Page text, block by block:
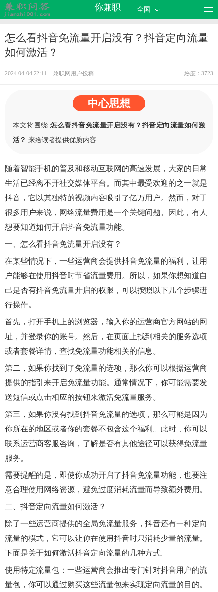
你兼职 全国
怎么看抖音免流量开启没有？抖音定向流量
如何激活？
2024-04-04 22:11 兼职网用户投稿 热度：3723
中心思想
本文将围绕怎么看抖音免流量开启没有？抖音定向流量如何激
活？ 来给读者提供优质内容
随着智能手机的普及和移动互联网的高速发展，大家的日常
生活已经离不开社交媒体平台。而其中最受欢迎的之一就是
抖音，它以其独特的视频内容吸引了亿万用户。然而，对于
很多用户来说，网络流量费用是一个关键问题。因此，有人
想要知道如何开启抖音免流量功能。
一、怎么看抖音免流量开启没有？
在某些情况下，一些运营商会提供抖音免流量的福利，让用
户能够在使用抖音时节省流量费用。所以，如果你想知道自
己是否有抖音免流量开启的权限，可以按照以下几个步骤进
行操作。
首先，打开手机上的浏览器，输入你的运营商官方网站的网
址，并登录你的账号。然后，在页面上找到相关的服务选项
或者套餐详情，查找免流量功能相关的信息。
第二，如果你找到了免流量的选项，那么你可以根据运营商
提供的指引来开启免流量功能。通常情况下，你可能需要发
送短信或点击相应的按钮来激活免流量服务。
第三，如果你没有找到抖音免流量的选项，那么可能是因为
你所在的地区或者你的套餐不包含这个福利。此时，你可以
联系运营商客服咨询，了解是否有其他途径可以获得免流量
服务。
需要提醒的是，即使你成功开启了抖音免流量功能，也要注
意合理使用网络资源，避免过度消耗流量而导致额外费用。
二、抖音定向流量如何激活？
除了一些运营商提供的全局免流量服务，抖音还有一种定向
流量的模式，它可以让你在使用抖音时只消耗少量的流量。
下面是关于如何激活抖音定向流量的几种方式。
使用特定流量包：一些运营商会推出专门针对抖音用户的流
量包，你可以通过购买这些流量包来实现定向流量的目的。